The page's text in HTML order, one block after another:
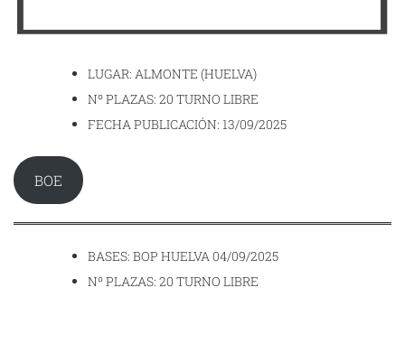
LUGAR: ALMONTE (HUELVA)
Nº PLAZAS: 20 TURNO LIBRE
FECHA PUBLICACIÓN: 13/09/2025
BOE
BASES: BOP HUELVA 04/09/2025
Nº PLAZAS: 20 TURNO LIBRE